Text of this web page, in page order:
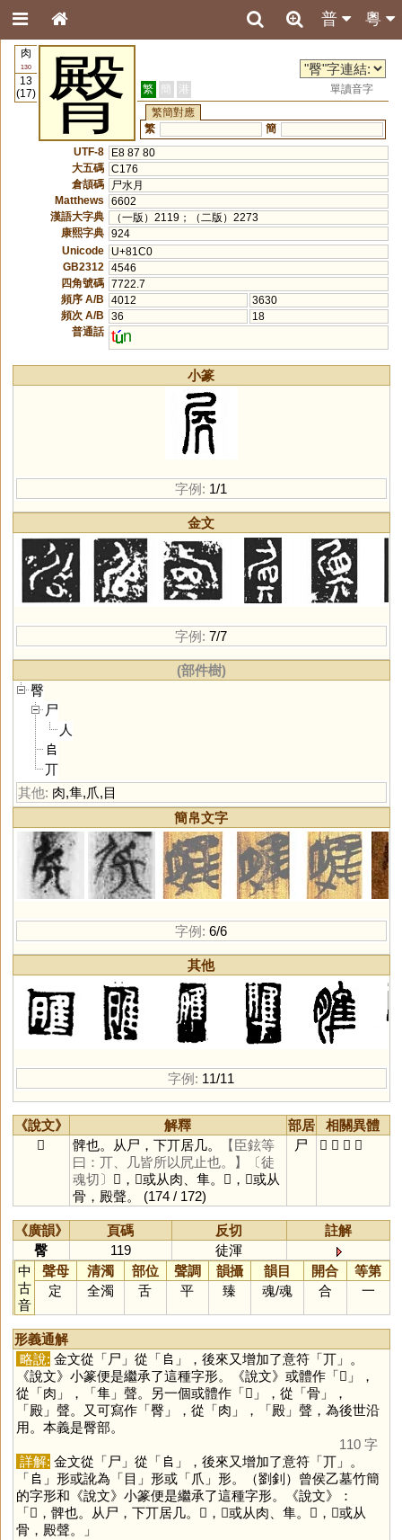
粵
普
肉
130
13
(17)
臀 繁 簡 港
單讀音字
繁簡對應
繁
簡
UTF-8
E8 87 80
大五碼 C176
倉頡碼
尸水月
Matthews
6602
漢語大字典
（一版）2119；（二版）2273
康熙字典 924
Unicode
U+81C0
GB2312
4546
四角號碼 7722.7
頻序 A/B
4012
3630
頻次 A/B
36
18
普通話 t n
小篆
字例: 1/1
金文
字例: 7/7
(部件樹)
臀
尸
人
𠂤
丌
其他: 肉,隼,爪,目
簡帛文字
字例: 6/6
其他
字例: 11/11
《說文》 解釋 部居
相關異體
𡱂
髀也。从尸，下丌居几。
【臣鉉等
曰：丌、几皆所以凥止也。】
〔徒
魂切〕
𦞠，𡱂或从肉、隼。𩪡，𡱂或从
骨，殿聲。 (174 / 172)
尸 𦞠 𩪡 臀 𡱒
《廣韻》 頁碼 反切
註解
臀
119
徒渾
中
古
音
聲母 清濁 部位 聲調 韻攝 韻目 開合
等第
定
全濁 舌 平 臻 魂/魂 合 一
形義通解
略說: 金文從「尸 」從「 𠂤 」，後來又增加了意符「丌」。
《說文》小篆便是繼承了這種字形。《說文》或體作「𦞠 」，
從「肉 」，「隼」聲。另一個或體作「𩪡 」，從「骨」，
「殿」聲。又可寫作「臀」，從「肉 」，「殿」聲，為後世沿
用。本義是臀部。
110 字
詳解: 金文從「尸 」從「 𠂤 」，後來又增加了意符「丌」。
「 𠂤 」形或訛為「目 」形或「爪 」形。（劉釗）曾侯乙墓竹簡
的字形和《說文》小篆便是繼承了這種字形。《說文》：
「𡱂，髀也。从尸，下丌居几。𦞠，𡱂或从肉、隼。𩪡，𡱂或从
骨，殿聲。」